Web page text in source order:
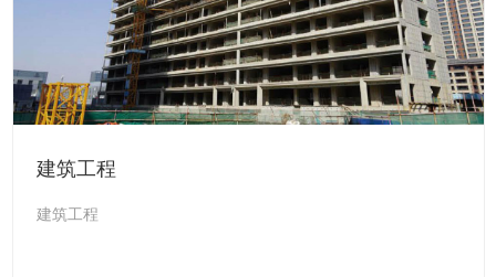
建筑工程
建筑工程